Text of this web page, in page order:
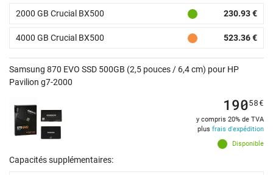
2000 GB Crucial BX500 230.93 €
4000 GB Crucial BX500 523.36 €
Samsung 870 EVO SSD 500GB (2,5 pouces / 6,4 cm) pour HP
Pavilion g7-2000
Disponible
19058€
y compris 20% de TVA
plus frais d'expédition
Capacités supplémentaires: